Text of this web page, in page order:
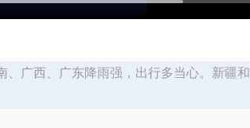
、广西、广东降雨强，出行多当心。新疆